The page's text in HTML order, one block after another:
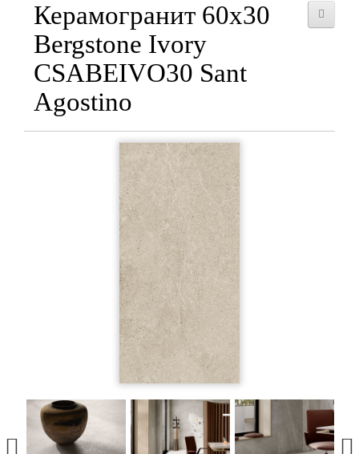
Керамогранит 60x30
Bergstone Ivory
CSABEIVO30 Sant
Agostino